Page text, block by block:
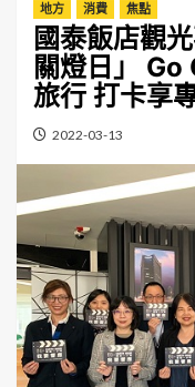
地方 消費 焦點
國泰飯店觀
關燈日」
旅行 打卡享
2022-03-13